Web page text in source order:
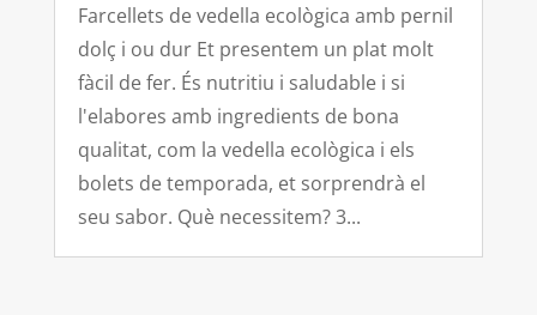
Farcellets de vedella ecològica amb pernil
dolç i ou dur Et presentem un plat molt
fàcil de fer. És nutritiu i saludable i si
l'elabores amb ingredients de bona
qualitat, com la vedella ecològica i els
bolets de temporada, et sorprendrà el
seu sabor. Què necessitem? 3...